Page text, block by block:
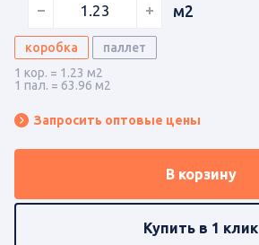
м2
коробка
паллет
1 кор. = 1.23 м2
1 пал. = 63.96 м2
Запросить оптовые цены
В корзину
Купить в 1 клик